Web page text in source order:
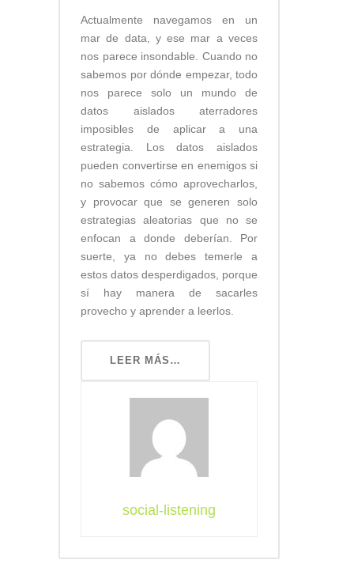
Actualmente navegamos en un
mar de data, y ese mar a veces
nos parece insondable. Cuando no
sabemos por dónde empezar, todo
nos parece solo un mundo de
datos aislados aterradores
imposibles de aplicar a una
estrategia. Los datos aislados
pueden convertirse en enemigos si
no sabemos cómo aprovecharlos,
y provocar que se generen solo
estrategias aleatorias que no se
enfocan a donde deberían. Por
suerte, ya no debes temerle a
estos datos desperdigados, porque
sí hay manera de sacarles
provecho y aprender a leerlos.
LEER MÁS…
social-listening